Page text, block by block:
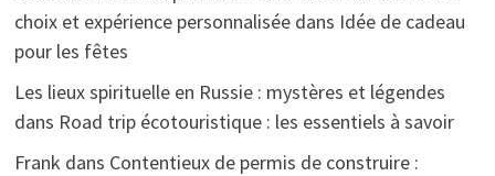
choix et expérience personnaliséedans Idée de cadeau
pour les fêtes
Les lieux spirituelle en Russie : mystères et légendes
dans Road trip écotouristique : les essentiels à savoir
Frank dans Contentieux de permis de construire :